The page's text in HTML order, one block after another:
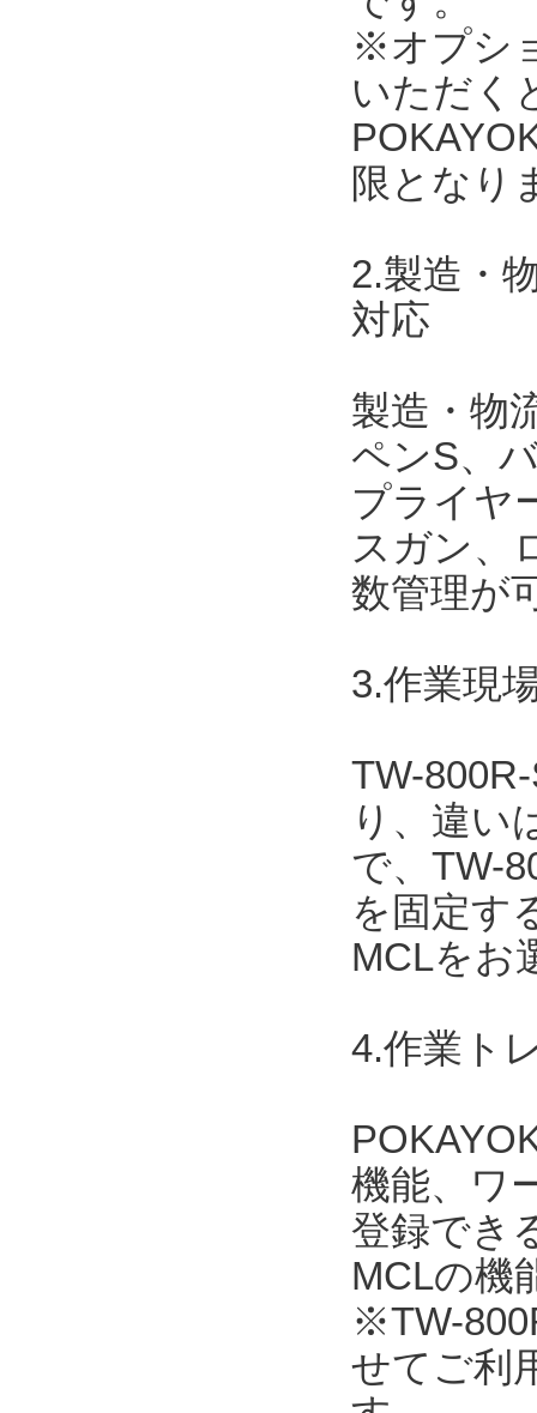
※オプシ
いただく
限となり
2.製造・
対応
製造・物
ペンS、
プライヤ
スガン、
数管理が
3.作業現
TW-
り、違い
で、TW-
を固定す
MCLをお
4.作業ト
機能、ワ
登録でき
MCLの機
※TW-
せてご利